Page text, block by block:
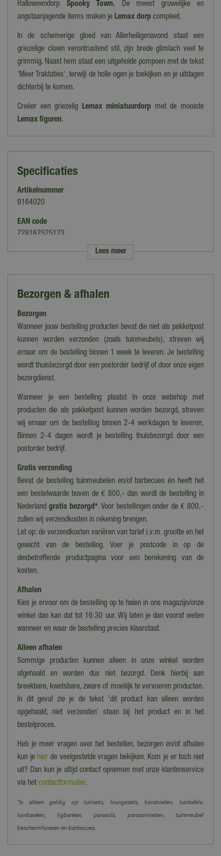
Halloweendorp Spooky Town. De meest gruwelijke en
angstaanjagende items maken je Lemax dorp compleet.
In de schemerige gloed van Allerheiligenavond staat een
griezelige clown verontrustend stil, zijn brede glimlach veel te
grimmig. Naast hem staat een uitgeholde pompoen met de tekst
'Meer Traktaties', terwijl de holle ogen je toekijken en je uitdagen
dichterbij te komen.
Creëer een griezelig Lemax miniatuurdorpmet de mooiste
Lemax figuren.
Specificaties
Artikelnummer
9164020
EAN code
728162525123
Merk
Figuren
Thema
Spooky Town
Bewegend
Geluid
Nee
Materiaal
Hars
Lengte
4,5 cm
Breedte
3,2 cm
Hoogte
5,2 cm
2025
Nieuwe collectie 2025
Lees meer
Bezorgen & afhalen
Bezorgen
Wanneer jouw bestelling producten bevat die niet als pakketpost
kunnen worden verzonden (zoals tuinmeubels), streven wij
ernaar om de bestelling binnen 1 week te leveren. Je bestelling
wordt thuisbezorgd door een postorder bedrijf of door onze eigen
bezorgdienst.
Wanneer je een bestelling plaatst in onze webshop met
producten die als pakketpost kunnen worden bezorgd, streven
wij ernaar om de bestelling binnen 2-4 werkdagen te leveren.
Binnen 2-4 dagen wordt je bestelling thuisbezorgd door een
postorder bedrijf.
Gratis verzending
Bevat de bestelling tuinmeubelen en/of barbecues én heeft het
een bestelwaarde boven de € 800,- dan wordt de bestelling in
Nederland gratis bezorgd*. Voor bestellingen onder de € 800,-
zullen wij verzendkosten in rekening brengen.
Let op: de verzendkosten variëren van tarief i.v.m. grootte en het
gewicht van de bestelling. Voer je postcode in op de
desbetreffende productpagina voor een berekening van de
kosten.
Afhalen
Kies je ervoor om de bestelling op te halen in ons magazijn/onze
winkel dan kan dat tot 16:30 uur. Wij laten je dan vooraf weten
wanneer en waar de bestelling precies klaarstaat.
Alleen afhalen
Sommige producten kunnen alleen in onze winkel worden
afgehaald en worden dus niet bezorgd. Denk hierbij aan
breekbare, kwetsbare, zware of moeilijk te vervoeren producten.
In dit geval zie je de tekst 'dit product kan alleen worden
opgehaald, niet verzonden' staan bij het product en in het
bestelproces.
Heb je meer vragen over het bestellen, bezorgen en/of afhalen
kun je hier de veelgestelde vragen bekijken. Kom je er toch niet
uit? Dan kun je altijd contact opnemen met onze klantenservice
via het contactformulier.
*Is alleen geldig op tuinsets, loungesets, tuinstoelen, tuintafels,
tuinbanken, ligbanken, parasols, parasolvoeten, tuinmeubel
beschermhoezen en barbecues.